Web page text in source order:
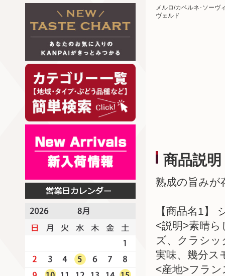
メルロ/カベルネ･ソーヴ
ヴェルド
商品説明
熟成の旨みが
【商品名1】
<説明>素晴
ズ、クラシ
実味、幾分ス
<産地>フラ